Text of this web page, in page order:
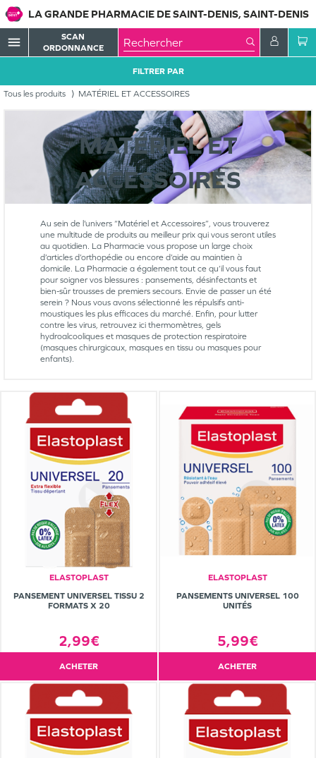
LA GRANDE PHARMACIE DE SAINT-DENIS, SAINT-DENIS
menu
SCAN
ORDONNANCE
Tous les produits MATÉRIEL ET ACCESSOIRES
FILTRER PAR
MATÉRIEL ET
ACCESSOIRES
Au sein de l’univers “Matériel et Accessoires”, vous trouverez
une multitude de produits au meilleur prix qui vous seront utiles
au quotidien. La Pharmacie vous propose un large choix
d’articles d’orthopédie ou encore d’aide au maintien à
domicile. La Pharmacie a également tout ce qu’il vous faut
pour soigner vos blessures : pansements, désinfectants et
bien-sûr trousses de premiers secours. Envie de passer un été
serein ? Nous vous avons sélectionné les répulsifs anti-
moustiques les plus efficaces du marché. Enfin, pour lutter
contre les virus, retrouvez ici thermomètres, gels
hydroalcooliques et masques de protection respiratoire
(masques chirurgicaux, masques en tissu ou masques pour
enfants).
ELASTOPLAST
PANSEMENT UNIVERSEL TISSU 2
FORMATS X 20
2,99€
ACHETER
ELASTOPLAST
PANSEMENTS UNIVERSEL 100
UNITÉS
5,99€
ACHETER